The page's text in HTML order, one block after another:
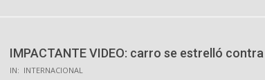
IMPACTANTE VIDEO: carro se estrelló
IN: INTERNACIONAL